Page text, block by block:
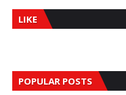
LIKE
POPULAR POSTS